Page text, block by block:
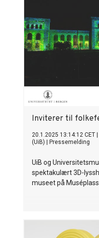
Inviterer til
20.1.2025 13:14:12 CET
(UiB)
Pressemelding
UiB og
spektakulært 3D-
museet på